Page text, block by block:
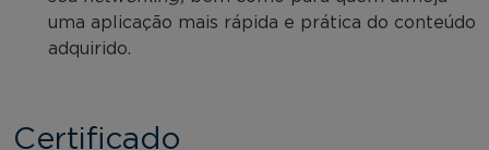
uma aplicação mais rápida e prática do conteúdo
adquirido.
Certificado